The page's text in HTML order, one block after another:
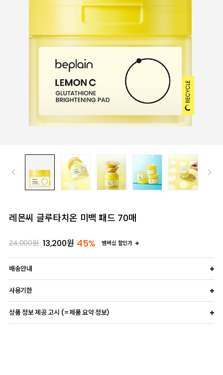
레몬씨 글루타치온 미백 패드 70매
24,000원 13,200원 45% 멤버십 할인가
배송안내
사용기한
상품 정보 제공 고시 (=제품 요약 정보)